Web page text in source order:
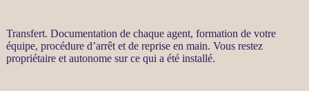
Transfert. Documentation de chaque agent, formation de votre
équipe, procédure d’arrêt et de reprise en main. Vous restez
propriétaire et autonome sur ce qui a été installé.